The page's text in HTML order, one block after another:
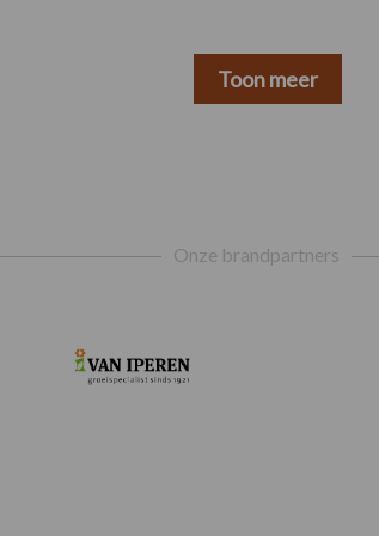
Toon meer
Onze brandpartners